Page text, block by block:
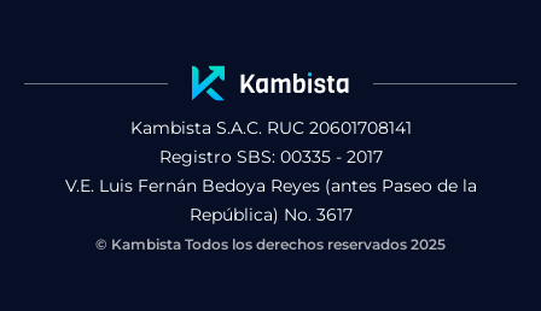
Kambista S.A.C. RUC 20601708141
Registro SBS: 00335 - 2017
V.E. Luis Fernán Bedoya Reyes (antes Paseo de la
República) No. 3617
© Kambista Todos los derechos reservados 2025